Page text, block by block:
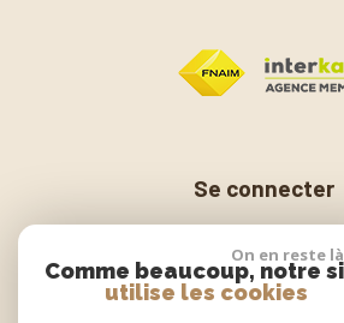
Se connecter
Espace
On en reste là
Comme beaucoup, notre
utilise les cookies